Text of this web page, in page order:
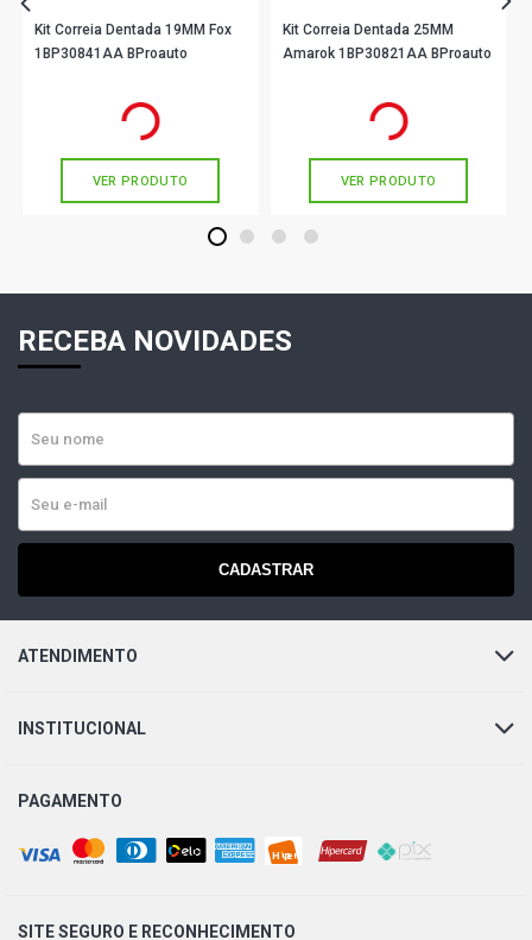
Kit Correia Dentada 19MM Fox
1BP30841AA BProauto
em até 5x de
VER PRODUTO
Kit Correia Dentada 25MM
Amarok 1BP30821AA BProauto
em até 10x de
VER PRODUTO
1 2 3 4
RECEBA NOVIDADES
CADASTRAR
ATENDIMENTO
INSTITUCIONAL
PAGAMENTO
SITE SEGURO E RECONHECIMENTO